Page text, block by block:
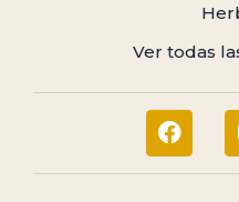
Ver todas